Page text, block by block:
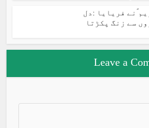
ؐنے فریایا :دل
سے زنگ پکڑتا
Leave a